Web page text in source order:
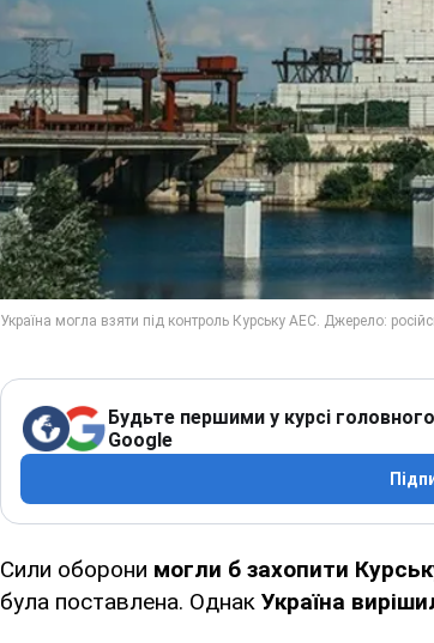
Будьте першими у курсі
Google
Сили оборони могли б захопити
була поставлена. Однак Україна